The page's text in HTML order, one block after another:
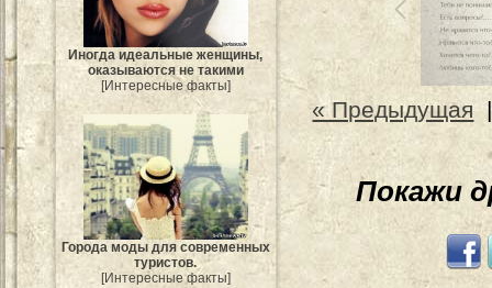
Иногда идеальные женщины,
оказываются не такими
[Интересные факты]
Города моды для современных
туристов.
[Интересные факты]
« Предыдущая
Покажи